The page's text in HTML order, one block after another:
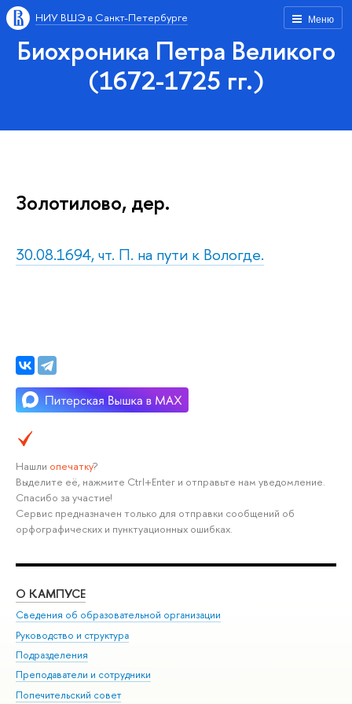
Меню
НИУ ВШЭ в Санкт-Петербурге
Биохроника Петра Великого
(1672-1725 гг.)
Золотилово, дер.
30.08.1694, чт. П. на пути к Вологде.
Нашли опечатку?
Выделите её, нажмите Ctrl+Enter и отправьте нам уведомление.
Спасибо за участие!
Сервис предназначен только для отправки сообщений об
орфографических и пунктуационных ошибках.
О КАМПУСЕ
Сведения об образовательной организации
Руководство и структура
Подразделения
Преподаватели и сотрудники
Попечительский совет